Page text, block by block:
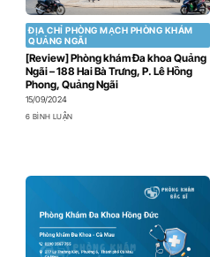
ĐỊA CHỈ PHÒNG MẠCH PHÒNG KHÁM
QUẢNG NGÃI
[Review] Phòng khám Đa khoa Quảng
Ngãi – 188 Hai Bà Trưng, P. Lê Hồng
Phong, Quảng Ngãi
15/09/2024
6 BÌNH LUẬN